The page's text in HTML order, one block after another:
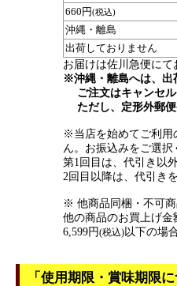
660円(税込)
沖縄・離島
出荷しておりません
お届けは佐川急便にて
※沖縄・離島へは、出
ご注文はキャンセル
ただし、定形外郵便
※当店を始めてご利用
ん。お振込みをご選択
第1回目は、代引き以
2回目以降は、代引き
※ 他商品同梱・不可
他の商品のお買上げ金
6,599円(税込)以下の場
「使用期限・賞味期限に